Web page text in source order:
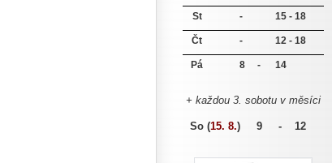
St - 15 - 18
Čt - 12 - 18
Pá 8 - 14
+ každou 3. sobotu v měsíci
So (15. 8.) 9 - 12